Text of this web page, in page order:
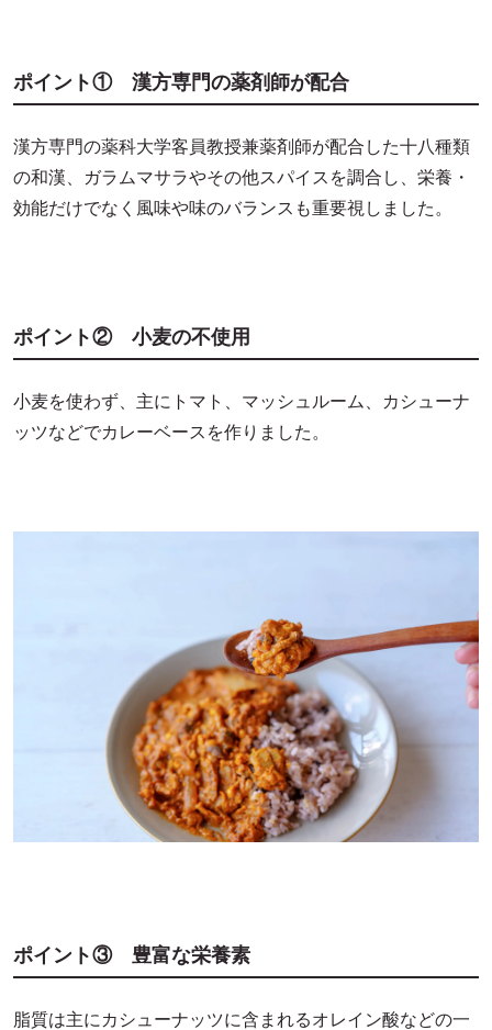
ポイント① 漢方専門の薬剤師が配合
漢方専門の薬科大学客員教授兼薬剤師が配合した十八種類
の和漢、ガラムマサラやその他スパイスを調合し、栄養・
効能だけでなく風味や味のバランスも重要視しました。
ポイント② 小麦の不使用
小麦を使わず、主にトマト、マッシュルーム、カシューナ
ッツなどでカレーベースを作りました。
ポイント③ 豊富な栄養素
脂質は主にカシューナッツに含まれるオレイン酸などの一